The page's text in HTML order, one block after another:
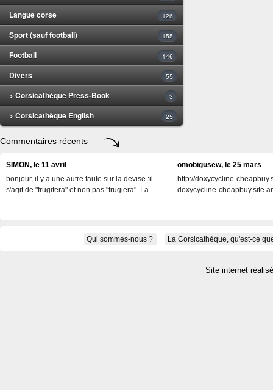
Langue corse 126
Sport (sauf football) 155
Football 146
Divers 55
> Corsicathèque Press-Book 3
> Corsicathèque English 25
Commentaires récents
SIMON, le 11 avril
bonjour, il y a une autre faute sur la devise :il
s'agit de "frugifera" et non pas "frugiera". La...
omobigusew, le 25 mars
http://doxycycline-
doxycycline-
Qui sommes-nous ? La Corsicathèque, qu'est-ce
Site internet